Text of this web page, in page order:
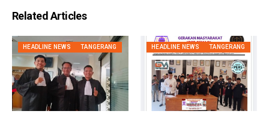
Related Articles
HEADLINE NEWS TANGERANG HEADLINE NEWS TANGERANG